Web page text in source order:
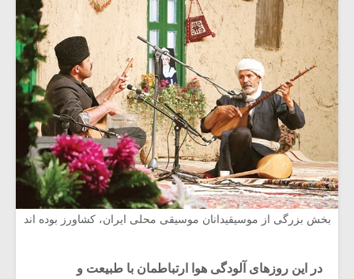
بخش بزرگی از موسیقیدانان موسیقی محلی ایران، کشاورز بوده اند
در این روزهای آلودگی هوا ارتباطمان با طبیعت و